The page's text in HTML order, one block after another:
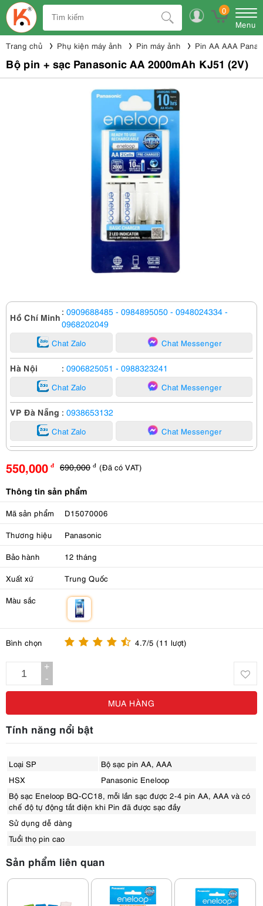
0
Menu
Trang chủ Phụ kiện máy ảnh Pin máy ảnh Pin AA AAA
Bộ pin + sạc Panasonic AA 2000mAh KJ51 (2V)
Hồ Chí Minh : 0909688485 - 0984895050 - 0948024334 -
0968202049
Chat Zalo Chat Messenger
Hà Nội : 0906825051 - 0988323241
Chat Zalo Chat Messenger
VP Đà Nẵng : 0938653132
Chat Zalo Chat Messenger
550,000 đ 690,000 đ (Đã có VAT)
Thông tin sản phẩm
Mã sản phẩm D15070006
Thương hiệu Panasonic
Bảo hành 12 tháng
Xuất xứ Trung Quốc
Màu sắc
Bình chọn 4.7/5 (11 lượt)
+
-
MUA HÀNG
Tính năng nổi bật
Loại SP
Bộ sạc pin AA, AAA
HSX
Panasonic Eneloop
Bộ sạc Eneloop BQ-CC18, mỗi lần sạc được 2-4 pin AA, AAA và có
chế độ tự động tắt điện khi Pin đã được sạc đầy
Sử dụng dễ dàng
Tuổi thọ pin cao
Sản phẩm liên quan